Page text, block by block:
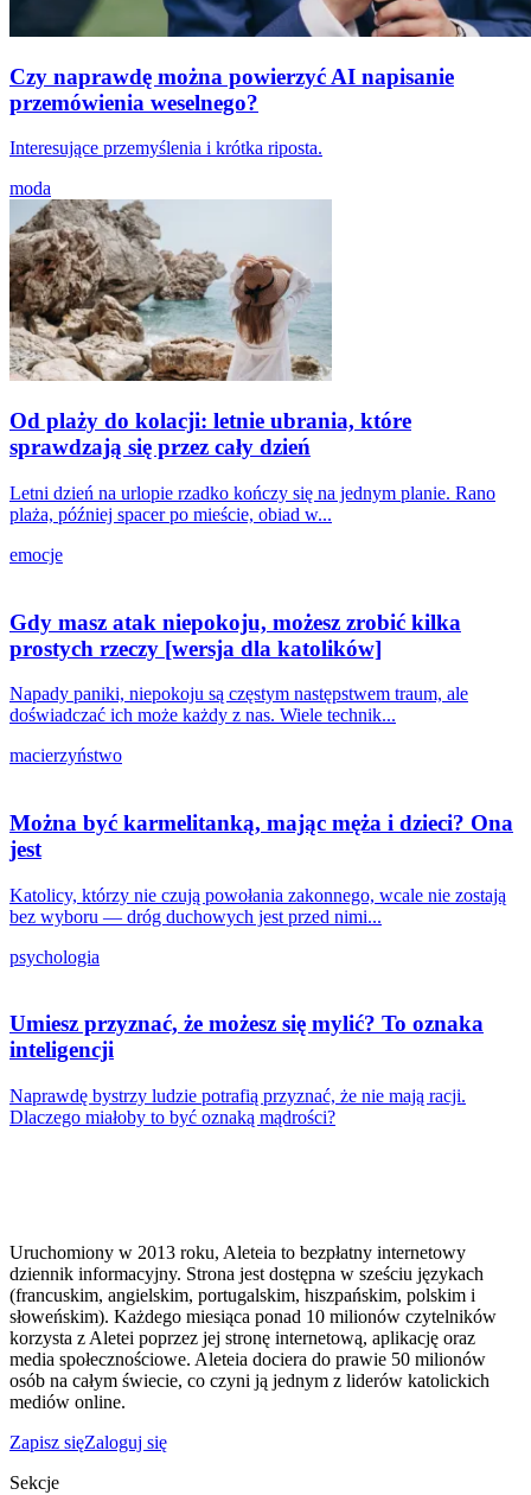
Czy naprawdę można powierzyć AI napisanie
przemówienia weselnego?
Interesujące przemyślenia i krótka riposta.
moda
Od plaży do kolacji: letnie ubrania, które
sprawdzają się przez cały dzień
Letni dzień na urlopie rzadko kończy się na jednym planie. Rano
plaża, później spacer po mieście, obiad w...
emocje
Gdy masz atak niepokoju, możesz zrobić kilka
prostych rzeczy [wersja dla katolików]
Napady paniki, niepokoju są częstym następstwem traum, ale
doświadczać ich może każdy z nas. Wiele technik...
macierzyństwo
Można być karmelitanką, mając męża i dzieci? Ona
jest
Katolicy, którzy nie czują powołania zakonnego, wcale nie zostają
bez wyboru — dróg duchowych jest przed nimi...
psychologia
Umiesz przyznać, że możesz się mylić? To oznaka
inteligencji
Naprawdę bystrzy ludzie potrafią przyznać, że nie mają racji.
Dlaczego miałoby to być oznaką mądrości?
Uruchomiony w 2013 roku, Aleteia to bezpłatny internetowy
dziennik informacyjny. Strona jest dostępna w sześciu językach
(francuskim, angielskim, portugalskim, hiszpańskim, polskim i
słoweńskim). Każdego miesiąca ponad 10 milionów czytelników
korzysta z Aletei poprzez jej stronę internetową, aplikację oraz
media społecznościowe. Aleteia dociera do prawie 50 milionów
osób na całym świecie, co czyni ją jednym z liderów katolickich
mediów online.
Zapisz sięZaloguj się
Sekcje